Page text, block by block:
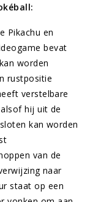
Pikachu en
bevat
worden
rustpositie
verstelbare
hij uit de
kan worden
van de
naar
staat op een